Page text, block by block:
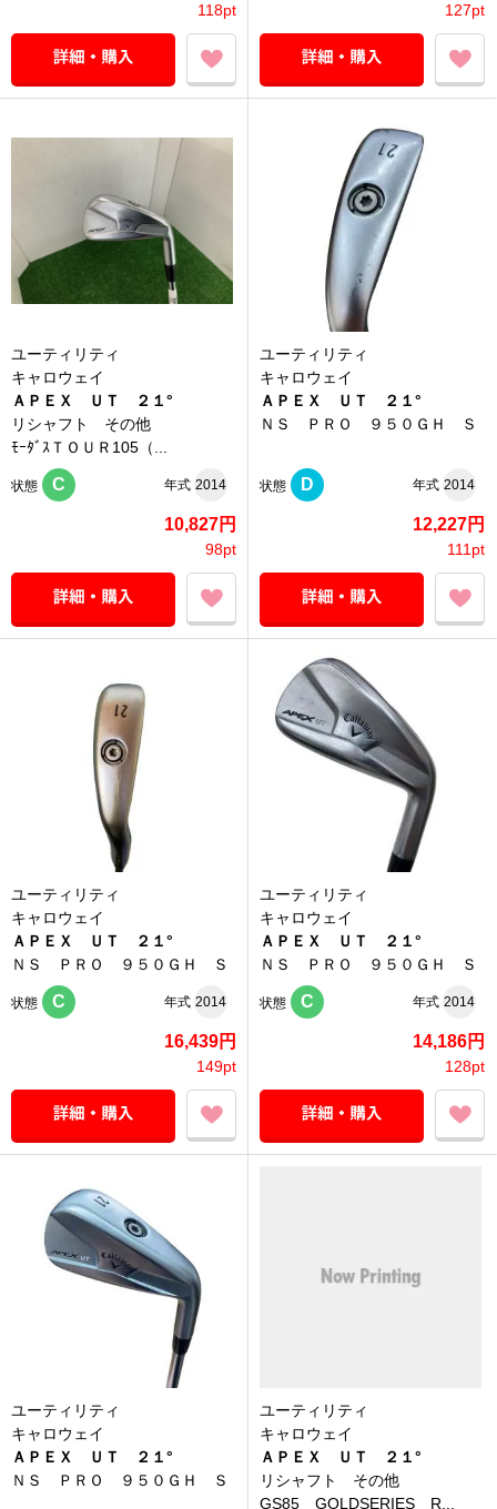
118pt 127pt
ユーティリティ
キャロウェイ
ＡＰＥＸ ＵＴ ２１°
リシャフト その他
ﾓｰﾀﾞｽＴＯＵＲ105（...
状態 C 年式 2014
10,827円
98pt
ユーティリティ
キャロウェイ
ＡＰＥＸ ＵＴ ２１°
ＮＳ ＰＲＯ ９５０ＧＨ Ｓ
状態 D 年式 2014
12,227円
111pt
ユーティリティ
キャロウェイ
ＡＰＥＸ ＵＴ ２１°
ＮＳ ＰＲＯ ９５０ＧＨ Ｓ
状態 C 年式 2014
16,439円
149pt
ユーティリティ
キャロウェイ
ＡＰＥＸ ＵＴ ２１°
ＮＳ ＰＲＯ ９５０ＧＨ Ｓ
状態 C 年式 2014
14,186円
128pt
ユーティリティ
キャロウェイ
ＡＰＥＸ ＵＴ ２１°
ＮＳ ＰＲＯ ９５０ＧＨ Ｓ
ユーティリティ
キャロウェイ
ＡＰＥＸ ＵＴ ２１°
リシャフト その他
GS85 GOLDSERIES R...